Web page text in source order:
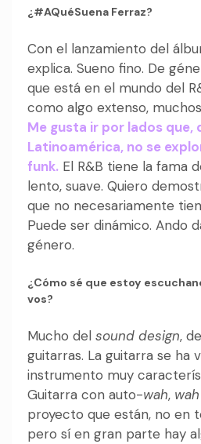
¿#AQuéSuena Ferraz?
Con el lanzamiento del
explica. Sueno fino. De
que está en el mundo del
como algo extenso,
Me gusta ir por lados que,
Latinoamérica, no se
funk. El R&B tiene la fama
lento, suave. Quiero
que no necesariamente
Puede ser dinámico. Ando
género.
¿Cómo sé que estoy
vos?
Mucho del sound design,
guitarras. La guitarra se ha
instrumento muy
Guitarra con auto-wah, wah
proyecto que están, no en
pero sí en gran parte hay